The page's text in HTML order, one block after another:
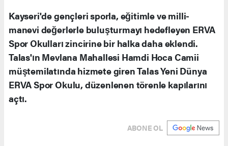
Kayseri'de gençleri sporla, eğitimle ve milli-
manevi değerlerle buluşturmayı hedefleyen ERVA
Spor Okulları zincirine bir halka daha eklendi.
Talas'ın Mevlana Mahallesi Hamdi Hoca Camii
müştemilatında hizmete giren Talas Yeni Dünya
ERVA Spor Okulu, düzenlenen törenle kapılarını
açtı.
ABONE OL